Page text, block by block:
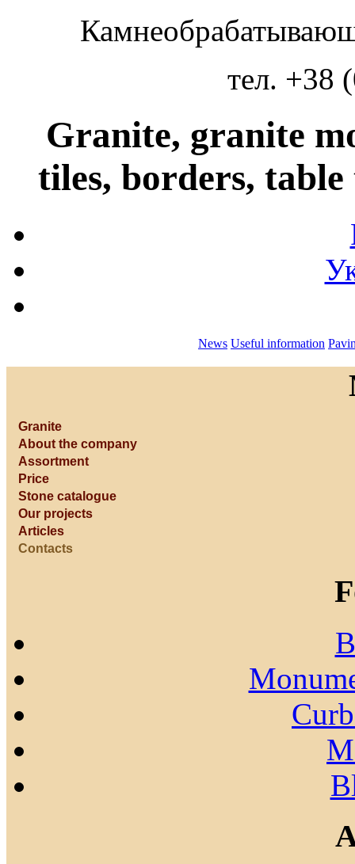
тел. +38
Granite, granite
tiles, borders, table
News Useful information
Granite
About the company
Assortment
Price
Stone catalogue
Our projects
Articles
Contacts